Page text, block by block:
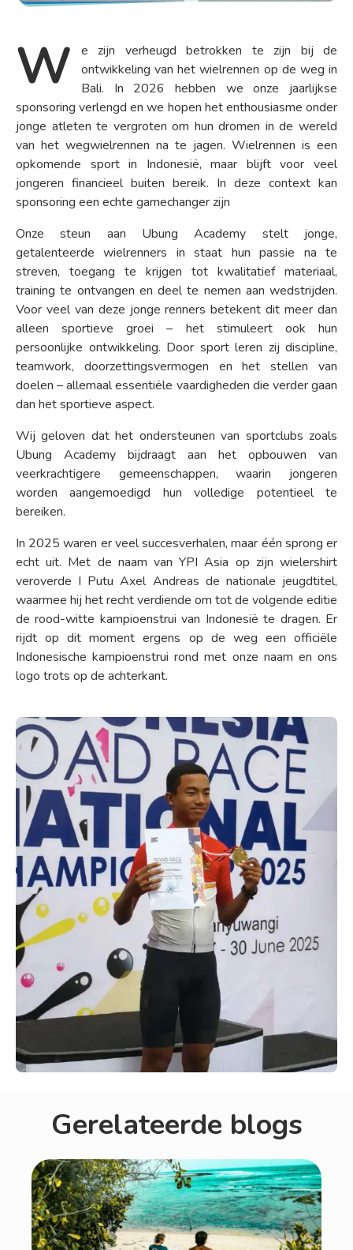
W
e zijn verheugd betrokken te zijn bij de
ontwikkeling van het wielrennen op de weg in
Bali. In 2026 hebben we onze jaarlijkse
sponsoring verlengd en we hopen het enthousiasme onder
jonge atleten te vergroten om hun dromen in de wereld
van het wegwielrennen na te jagen. Wielrennen is een
opkomende sport in Indonesië, maar blijft voor veel
jongeren financieel buiten bereik. In deze context kan
sponsoring een echte gamechanger zijn
Onze steun aan Ubung Academy stelt jonge,
getalenteerde wielrenners in staat hun passie na te
streven, toegang te krijgen tot kwalitatief materiaal,
training te ontvangen en deel te nemen aan wedstrijden.
Voor veel van deze jonge renners betekent dit meer dan
alleen sportieve groei – het stimuleert ook hun
persoonlijke ontwikkeling. Door sport leren zij discipline,
teamwork, doorzettingsvermogen en het stellen van
doelen – allemaal essentiële vaardigheden die verder gaan
dan het sportieve aspect.
Wij geloven dat het ondersteunen van sportclubs zoals
Ubung Academy bijdraagt aan het opbouwen van
veerkrachtigere gemeenschappen, waarin jongeren
worden aangemoedigd hun volledige potentieel te
bereiken.
In 2025 waren er veel succesverhalen, maar één sprong er
echt uit. Met de naam van YPI Asia op zijn wielershirt
veroverde I Putu Axel Andreas de nationale jeugdtitel,
waarmee hij het recht verdiende om tot de volgende editie
de rood-witte kampioenstrui van Indonesië te dragen. Er
rijdt op dit moment ergens op de weg een officiële
Indonesische kampioenstrui rond met onze naam en ons
logo trots op de achterkant.
Gerelateerde blogs